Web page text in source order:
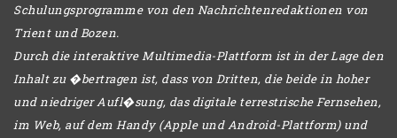
Schulungsprogramme von den Nachrichtenredaktionen von
Trient und Bozen.
Durch die interaktive Multimedia-Plattform ist in der Lage den
Inhalt zu �bertragen ist, dass von Dritten, die beide in hoher
und niedriger Aufl�sung, das digitale terrestrische Fernsehen,
im Web, auf dem Handy (Apple und Android-Plattform) und